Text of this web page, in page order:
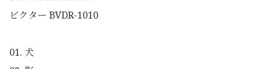
ビクター BVDR-1010
01. 犬